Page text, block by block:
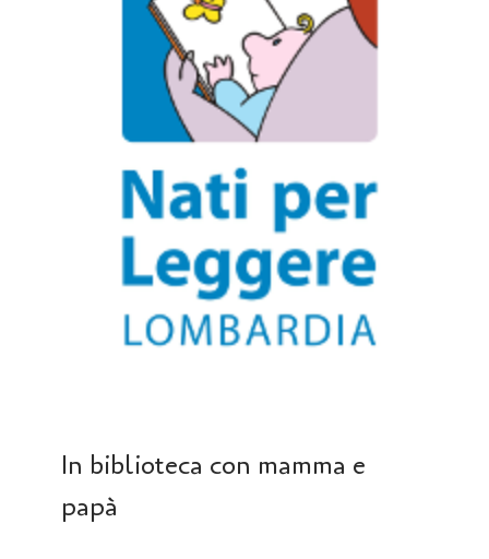
In biblioteca con mamma e
papà